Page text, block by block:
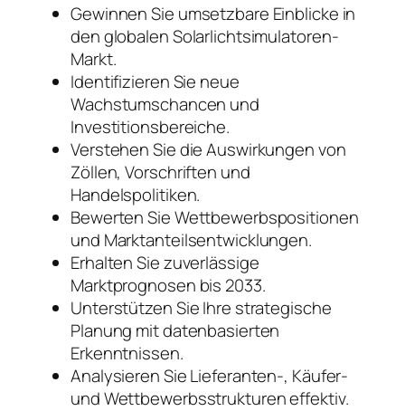
Gewinnen Sie umsetzbare Einblicke in
den globalen Solarlichtsimulatoren-
Markt.
Identifizieren Sie neue
Wachstumschancen und
Investitionsbereiche.
Verstehen Sie die Auswirkungen von
Zöllen, Vorschriften und
Handelspolitiken.
Bewerten Sie Wettbewerbspositionen
und Marktanteilsentwicklungen.
Erhalten Sie zuverlässige
Marktprognosen bis 2033.
Unterstützen Sie Ihre strategische
Planung mit datenbasierten
Erkenntnissen.
Analysieren Sie Lieferanten-, Käufer-
und Wettbewerbsstrukturen effektiv.